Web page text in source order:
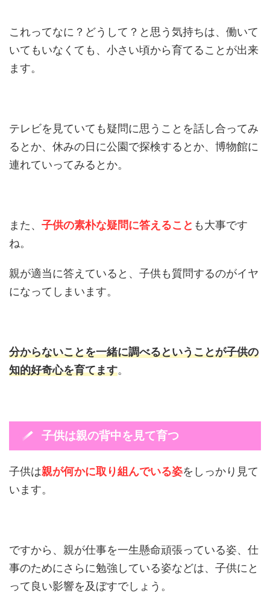
これってなに？どうして？と思う気持ちは、働いて
いてもいなくても、小さい頃から育てることが出来
ます。
テレビを見ていても疑問に思うことを話し合ってみ
るとか、休みの日に公園で探検するとか、博物館に
連れていってみるとか。
また、 子供の素朴な疑問に答えること も大事です
ね。
親が適当に答えていると、子供も質問するのがイヤ
になってしまいます。
分からないことを一緒に調べるということが子供の
知的好奇心を育てます。
子供は親の背中を見て育つ
子供は親が何かに取り組んでいる姿をしっかり見て
います。
ですから、親が仕事を一生懸命頑張っている姿、仕
事のためにさらに勉強している姿などは、子供にと
って良い影響を及ぼすでしょう。